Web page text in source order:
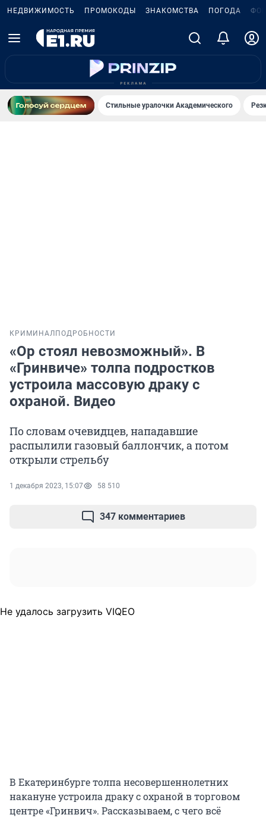
НЕДВИЖИМОСТЬ ПРОМОКОДЫ ЗНАКОМСТВА ПОГОДА
Стильные уралочки Академического
КРИМИНАЛ ПОДРОБНОСТИ
«Ор стоял невозможный». В
«Гринвиче» толпа подростков
устроила массовую драку с
охраной. Видео
По словам очевидцев, нападавшие
распылили газовый баллончик, а потом
открыли стрельбу
1 декабря 2023, 15:07 58 510
347 комментариев
Не удалось загрузить VIQEO
В Екатеринбурге толпа несовершеннолетних
накануне устроила драку с охраной в торговом
центре «Гринвич». Рассказываем, с чего всё